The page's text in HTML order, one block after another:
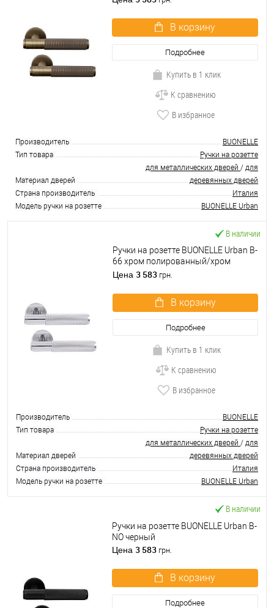
В корзину
Подробнее
Купить в 1 клик
К сравнению
В избранное
Производитель
BUONELLE
Тип товара
Ручки на розетте
Материал дверей
для металлических дверей / для
деревянных дверей
Страна производитель
Италия
Модель ручки на розетте
BUONELLE Urban
В наличии
Ручки на розетте BUONELLE Urban B-
66 хром полированный/хром
матовый
Цена 3 583 грн.
В корзину
Подробнее
Купить в 1 клик
К сравнению
В избранное
Производитель
BUONELLE
Тип товара
Ручки на розетте
Материал дверей
для металлических дверей / для
деревянных дверей
Страна производитель
Италия
Модель ручки на розетте
BUONELLE Urban
В наличии
Ручки на розетте BUONELLE Urban B-
NO черный
Цена 3 583 грн.
В корзину
Подробнее